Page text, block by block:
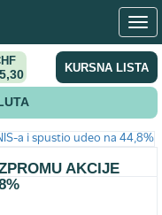
KURSNA LISTA
AKCIJE